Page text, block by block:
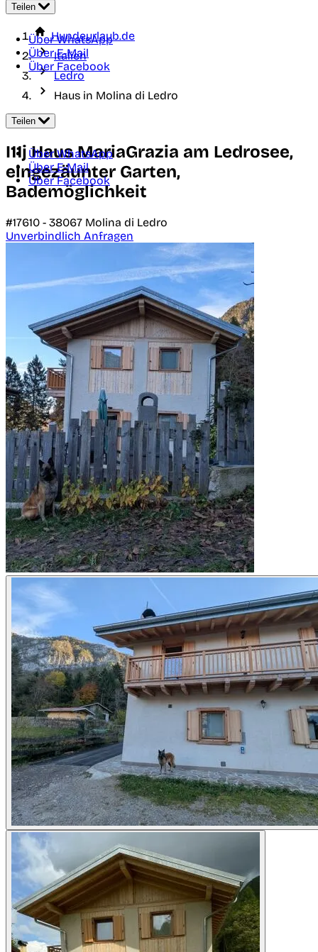
Teilen
Über WhatsApp
Über E-Mail
Über Facebook
Hundeurlaub.de
Italien
Ledro
Haus in Molina di Ledro
Teilen
Über WhatsApp
Über E-Mail
Über Facebook
I11j Haus MariaGrazia am Ledrosee,
eingezäunter Garten,
Bademöglichkeit
#17610 - 38067 Molina di Ledro
Unverbindlich Anfragen